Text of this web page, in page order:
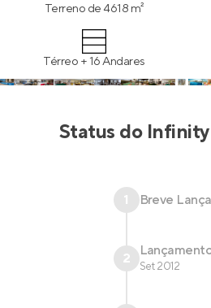
Terreno de 4618 m²
Térreo + 16 Andares
Status do
1 Breve
2 Set 2012